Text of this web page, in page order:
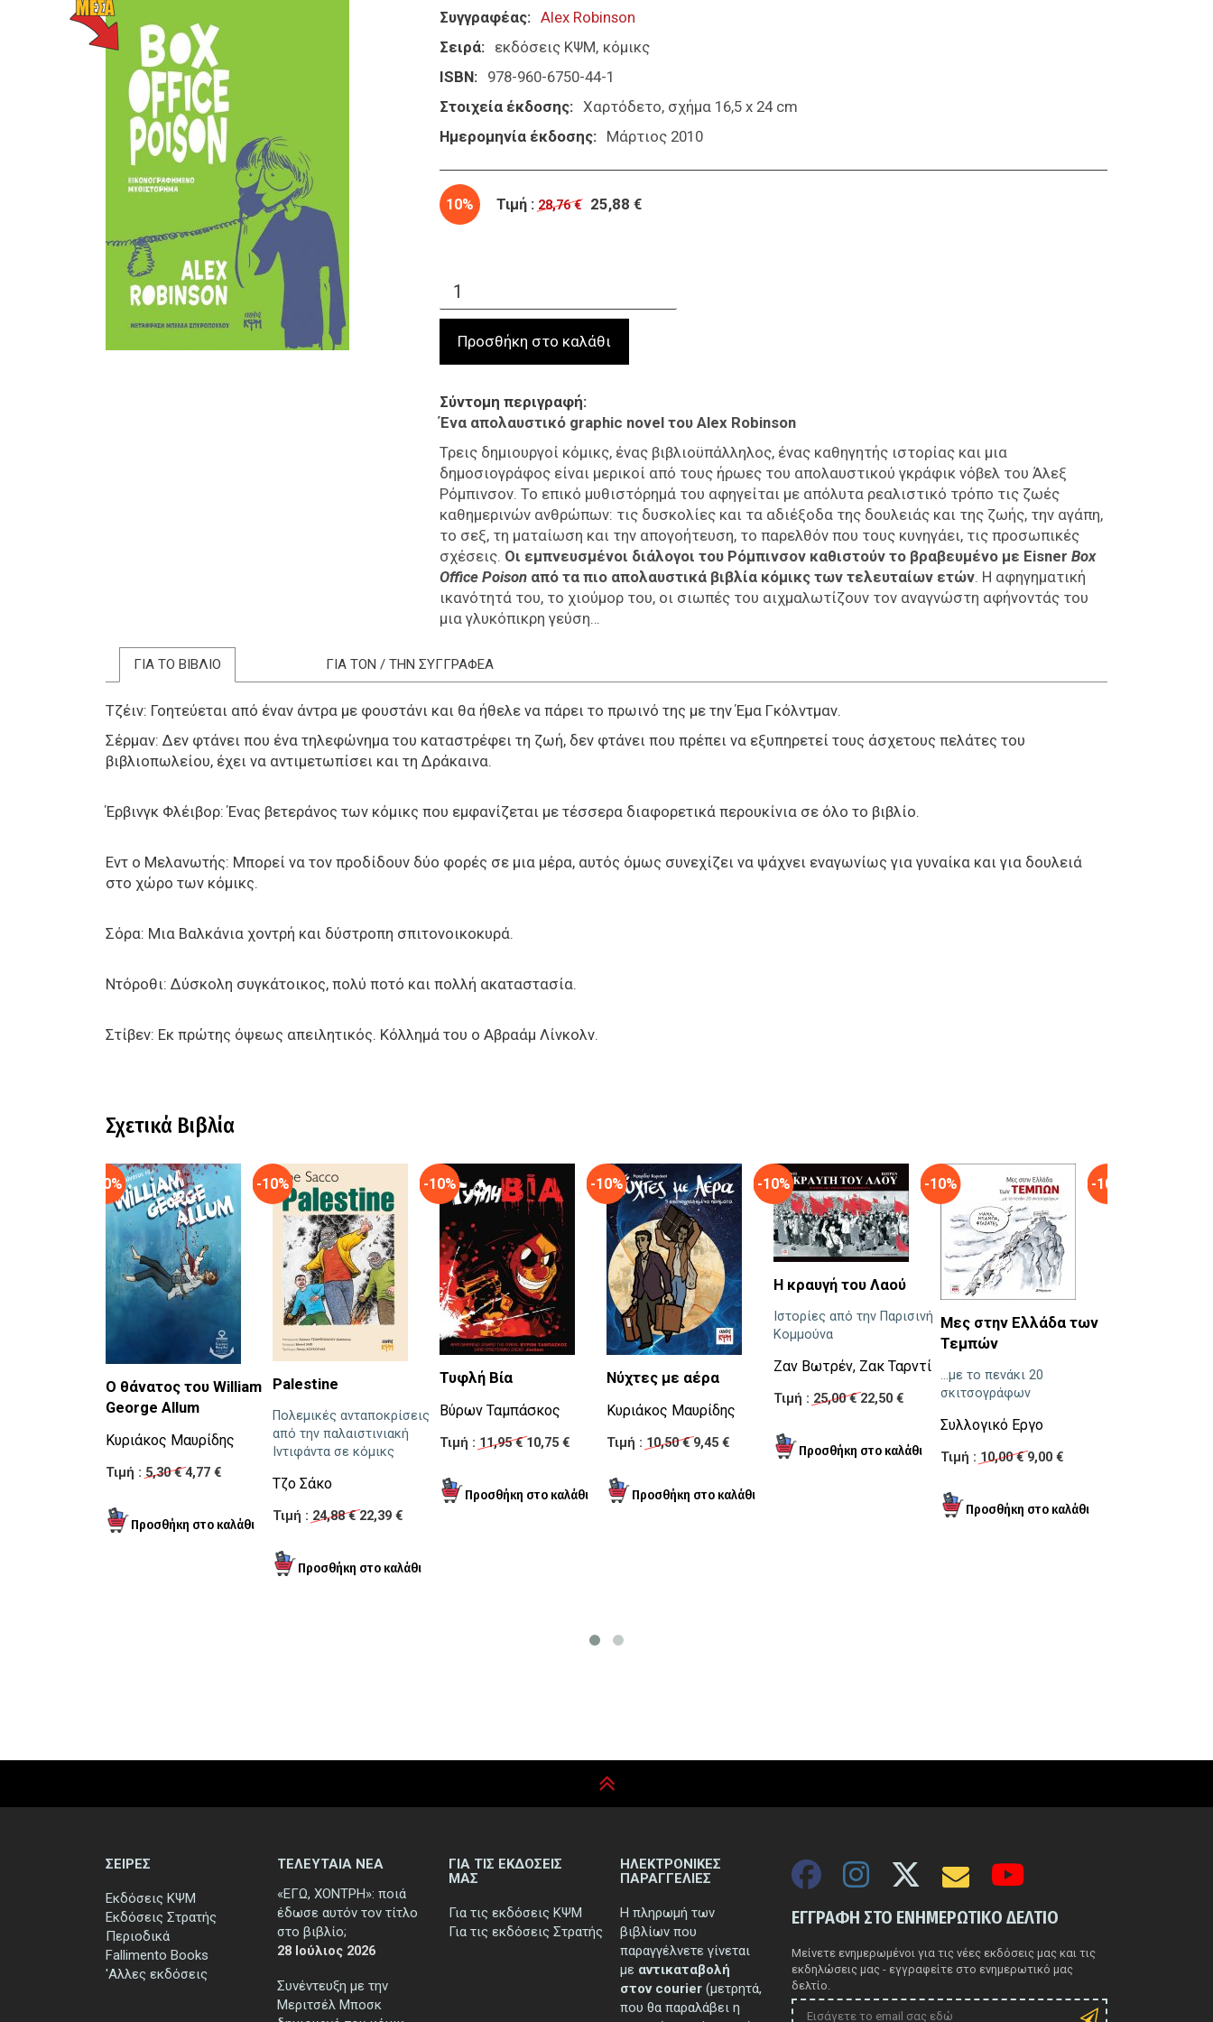
Συγγραφέας
Alex Robinson
Σειρά
εκδόσεις ΚΨΜ κόμικς
ISBN
978-960-6750-44-1
Στοιχεία έκδοσης
Χαρτόδετο, σχήμα 16,5 x 24 cm
Ημερομηνία έκδοσης
Μάρτιος 2010
10% Τιμή : 28,76 € 25,88 €
Σύντομη περιγραφή
Ένα απολαυστικό graphic novel του Alex Robinson
Τρεις δημιουργοί κόμικς, ένας βιβλιοϋπάλληλος, ένας καθηγητής ιστορίας και μια
δημοσιογράφος είναι μερικοί από τους ήρωες του απολαυστικού γκράφικ νόβελ του Άλεξ
Ρόμπινσον. Το επικό μυθιστόρημά του αφηγείται με απόλυτα ρεαλιστικό τρόπο τις ζωές
καθημερινών ανθρώπων: τις δυσκολίες και τα αδιέξοδα της δουλειάς και της ζωής, την αγάπη,
το σεξ, τη ματαίωση και την απογοήτευση, το παρελθόν που τους κυνηγάει, τις προσωπικές
σχέσεις. Οι εμπνευσμένοι διάλογοι του Ρόμπινσον καθιστούν το βραβευμένο με Eisner Box
Office Poison από τα πιο απολαυστικά βιβλία κόμικς των τελευταίων ετών. Η αφηγηματική
ικανότητά του, το χιούμορ του, οι σιωπές του αιχμαλωτίζουν τον αναγνώστη αφήνοντάς του
μια γλυκόπικρη γεύση…
ΓΙΑ ΤΟ ΒΙΒΛΙΟ ΓΙΑ ΤΟΝ / ΤΗΝ ΣΥΓΓΡΑΦΕΑ
Τζέιν: Γοητεύεται από έναν άντρα με φουστάνι και θα ήθελε να πάρει το πρωινό της με την Έμα Γκόλντμαν.
Σέρμαν: Δεν φτάνει που ένα τηλεφώνημα του καταστρέφει τη ζωή, δεν φτάνει που πρέπει να εξυπηρετεί τους άσχετους πελάτες του
βιβλιοπωλείου, έχει να αντιμετωπίσει και τη Δράκαινα.
Έρβινγκ Φλέιβορ: Ένας βετεράνος των κόμικς που εμφανίζεται με τέσσερα διαφορετικά περουκίνια σε όλο το βιβλίο.
Εντ ο Μελανωτής: Μπορεί να τον προδίδουν δύο φορές σε μια μέρα, αυτός όμως συνεχίζει να ψάχνει εναγωνίως για γυναίκα και για δουλειά
στο χώρο των κόμικς.
Σόρα: Μια Βαλκάνια χοντρή και δύστροπη σπιτονοικοκυρά.
Ντόροθι: Δύσκολη συγκάτοικος, πολύ ποτό και πολλή ακαταστασία.
Στίβεν: Εκ πρώτης όψεως απειλητικός. Κόλλημά του ο Αβραάμ Λίνκολν.
Σχετικά Βιβλία
-10%
Ο θάνατος του William
George Allum
Κυριάκος Μαυρίδης
Τιμή : 5,30 €4,77 €
-10%
Palestine
Πολεμικές ανταποκρίσεις
από την παλαιστινιακή
Ιντιφάντα σε κόμικς
Τζο Σάκο
Τιμή : 24,88 €22,39 €
-10%
Τυφλή Βία
Βύρων Ταμπάσκος
Τιμή : 11,95 €10,75 €
-10%
Νύχτες με αέρα
Κυριάκος Μαυρίδης
Τιμή : 10,50 €9,45 €
-10%
Η κραυγή του Λαού
Ιστορίες από την Παρισινή
Κομμούνα
Ζαν Βωτρέν, Ζακ Ταρντί
Τιμή : 25,00 €22,50 €
-10%
Μες στην Ελλάδα των
Τεμπών
...με το πενάκι 20
σκιτσογράφων
Συλλογικό Εργο
Τιμή : 10,00 €9,00 €
-10%
ΣΕΙΡΕΣ
Εκδόσεις ΚΨΜ
Εκδόσεις Στρατής
Περιοδικά
Fallimento Books
'Αλλες εκδόσεις
ΤΕΛΕΥΤΑΙΑ ΝΕΑ
«ΕΓΩ, ΧΟΝΤΡΗ»: ποιά
έδωσε αυτόν τον τίτλο
στο βιβλίο;
28 Ιούλιος 2026
Συνέντευξη με την
Μεριτσέλ Μποσκ
ΓΙΑ ΤΙΣ ΕΚΔΟΣΕΙΣ
ΜΑΣ
Για τις εκδόσεις ΚΨΜ
Για τις εκδόσεις Στρατής
ΗΛΕΚΤΡΟΝΙΚΕΣ
ΠΑΡΑΓΓΕΛΙΕΣ
Η πληρωμή των
βιβλίων που
παραγγέλνετε γίνεται
με αντικαταβολή
στον courier (μετρητά,
που θα παραλάβει η
ΕΓΓΡΑΦΗ ΣΤΟ ΕΝΗΜΕΡΩΤΙΚΟ ΔΕΛΤΙΟ
Μείνετε ενημερωμένοι για τις νέες εκδόσεις μας και τις
εκδηλώσεις μας - εγγραφείτε στο ενημερωτικό μας
δελτίο.